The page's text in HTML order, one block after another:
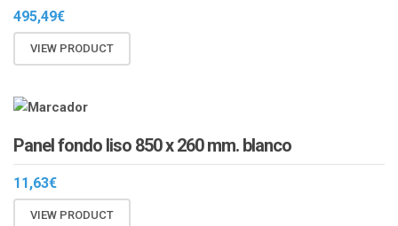
495,49€
VIEW PRODUCT
Panel fondo liso 850 x 260 mm. blanco
11,63€
VIEW PRODUCT